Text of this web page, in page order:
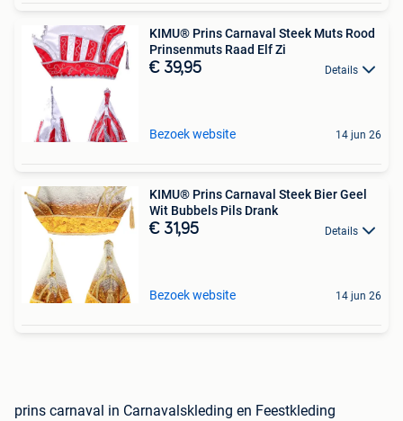
KIMU® Prins Carnaval Steek Muts Rood
Prinsenmuts Raad Elf Zi
€ 39,95 Details
Bezoek website 14 jun 26
KIMU® Prins Carnaval Steek Bier Geel
Wit Bubbels Pils Drank
€ 31,95 Details
Bezoek website 14 jun 26
prins carnaval in Carnavalskleding en Feestkleding